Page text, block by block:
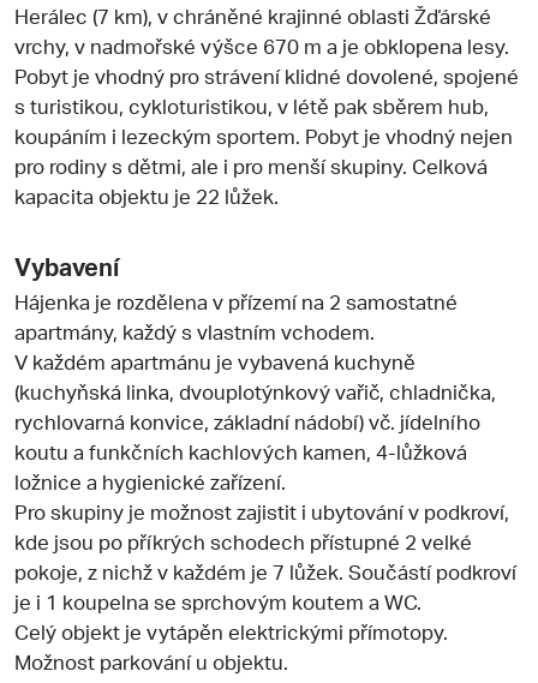
Herálec (7 km), v chráněné krajinné oblasti Žďárské
vrchy, v nadmořské výšce 670 m a je obklopena lesy.
Pobyt je vhodný pro strávení klidné dovolené, spojené
s turistikou, cykloturistikou, v létě pak sběrem hub,
koupáním i lezeckým sportem. Pobyt je vhodný nejen
pro rodiny s dětmi, ale i pro menší skupiny. Celková
kapacita objektu je 22 lůžek.
Vybavení
Hájenka je rozdělena v přízemí na 2 samostatné
apartmány, každý s vlastním vchodem.
V každém apartmánu je vybavená kuchyně
(kuchyňská linka, dvouplotýnkový vařič, chladnička,
rychlovarná konvice, základní nádobí) vč. jídelního
koutu a funkčních kachlových kamen, 4-lůžková
ložnice a hygienické zařízení.
Pro skupiny je možnost zajistit i ubytování v podkroví,
kde jsou po příkrých schodech přístupné 2 velké
pokoje, z nichž v každém je 7 lůžek. Součástí podkroví
je i 1 koupelna se sprchovým koutem a WC.
Celý objekt je vytápěn elektrickými přímotopy.
Možnost parkování u objektu.